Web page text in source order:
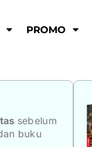
PROMO
sebelum
buku